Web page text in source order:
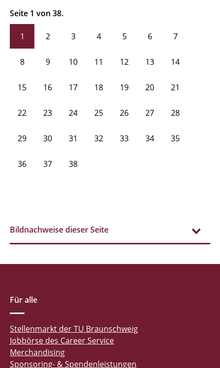
Seite 1 von 38.
1 2 3 4 5 6 7
8 9 10 11 12 13 14
15 16 17 18 19 20 21
22 23 24 25 26 27 28
29 30 31 32 33 34 35
36 37 38
Bildnachweise dieser Seite
Für alle
Stellenmarkt der TU Braunschweig
Jobbörse des Career Service
Merchandising
Sponsoring- & Spendenleistungen